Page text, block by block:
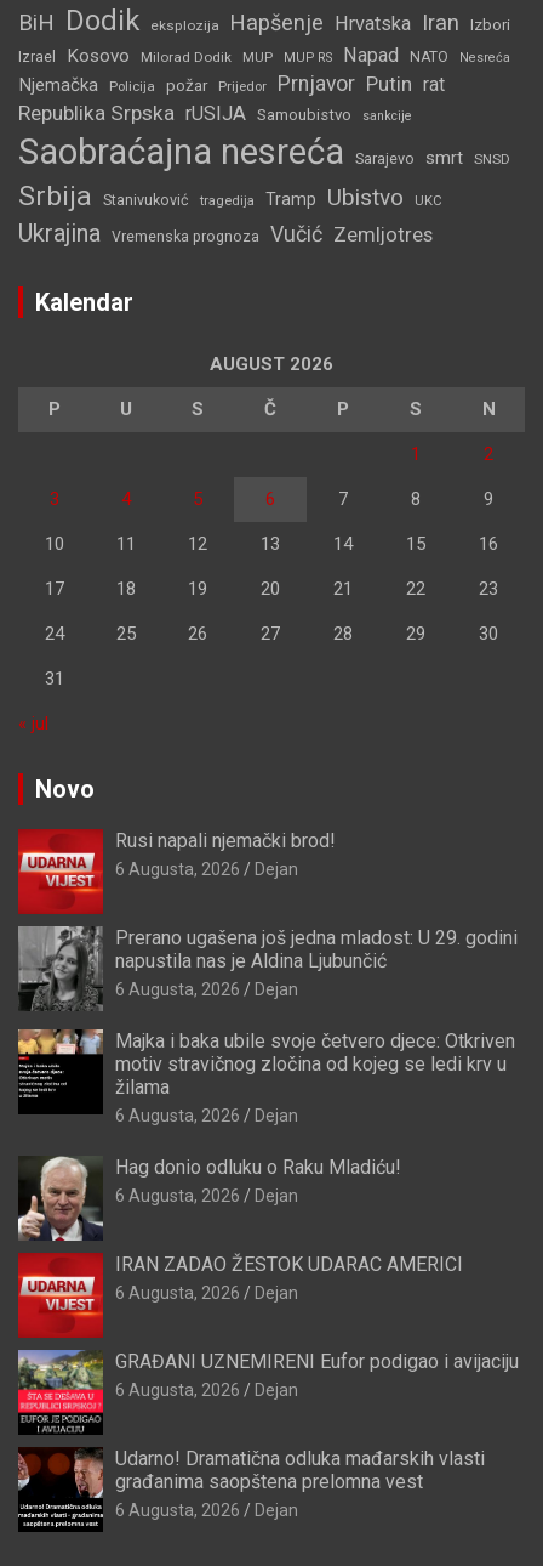
BiH Dodik eksplozija Hapšenje Hrvatska Iran Izbori
Izrael Kosovo Milorad Dodik MUP MUP RS Napad NATO Nesreća
Njemačka Policija požar Prijedor Prnjavor Putin rat
Republika Srpska rUSIJA Samoubistvo sankcije
Saobraćajna nesreća Sarajevo smrt SNSD
Srbija Stanivuković tragedija Tramp Ubistvo UKC
Ukrajina Vremenska prognoza Vučić Zemljotres
Kalendar
AUGUST 2026
P U S Č P S N
1 2
3 4 5 6 7 8 9
10 11 12 13 14 15 16
17 18 19 20 21 22 23
24 25 26 27 28 29 30
31
« jul
Novo
Rusi napali njemački brod!
6 Augusta, 2026 Dejan
Prerano ugašena još jedna mladost: U 29. godini
napustila nas je Aldina Ljubunčić
6 Augusta, 2026 Dejan
Majka i baka ubile svoje četvero djece: Otkriven
motiv stravičnog zločina od kojeg se ledi krv u
žilama
6 Augusta, 2026 Dejan
Hag donio odluku o Raku Mladiću!
6 Augusta, 2026 Dejan
IRAN ZADAO ŽESTOK UDARAC AMERICI
6 Augusta, 2026 Dejan
GRAĐANI UZNEMIRENI Eufor podigao i avijaciju
6 Augusta, 2026 Dejan
Udarno! Dramatična odluka mađarskih vlasti
građanima saopštena prelomna vest
6 Augusta, 2026 Dejan